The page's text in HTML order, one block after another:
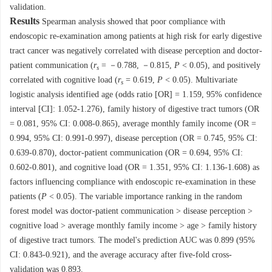
validation.
Results Spearman analysis showed that poor compliance with
endoscopic re-examination among patients at high risk for early digestive
tract cancer was negatively correlated with disease perception and doctor-
patient communication (rs = －0.788, －0.815, P < 0.05), and positively
correlated with cognitive load (rs = 0.619, P < 0.05). Multivariate
logistic analysis identified age (odds ratio [OR] = 1.159, 95% confidence
interval [CI]: 1.052-1.276), family history of digestive tract tumors (OR
= 0.081, 95% CI: 0.008-0.865), average monthly family income (OR =
0.994, 95% CI: 0.991-0.997), disease perception (OR = 0.745, 95% CI:
0.639-0.870), doctor-patient communication (OR = 0.694, 95% CI:
0.602-0.801), and cognitive load (OR = 1.351, 95% CI: 1.136-1.608) as
factors influencing compliance with endoscopic re-examination in these
patients (P < 0.05). The variable importance ranking in the random
forest model was doctor-patient communication > disease perception >
cognitive load > average monthly family income > age > family history
of digestive tract tumors. The model's prediction AUC was 0.899 (95%
CI: 0.843-0.921), and the average accuracy after five-fold cross-
validation was 0.893.